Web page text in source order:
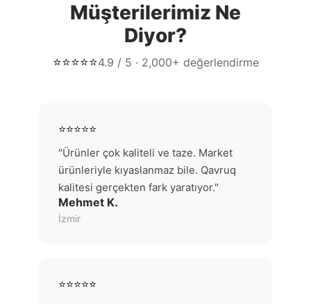
Müşterilerimiz Ne
Diyor?
⭐⭐⭐⭐⭐4.9 / 5 · 2,000+ değerlendirme
⭐⭐⭐⭐⭐
"Ürünler çok kaliteli ve taze. Market
ürünleriyle kıyaslanmaz bile. Qavruq
kalitesi gerçekten fark yaratıyor."
Mehmet K.
İzmir
⭐⭐⭐⭐⭐